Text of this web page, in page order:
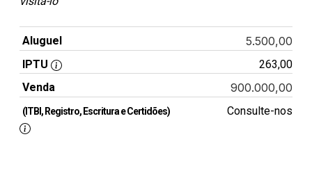
Aluguel 5.500,00
IPTU
263,00
Venda
900.000,00
(ITBI, Registro, Escritura e Certidões) Consulte-nos